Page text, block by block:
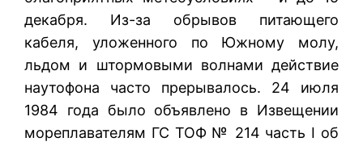
декабря. Из-за обрывов питающего
кабеля, уложенного по Южному молу,
льдом и штормовыми волнами действие
наутофона часто прерывалось. 24 июля
1984 года было объявлено в Извещении
мореплавателям ГС ТОФ № 214 часть I об